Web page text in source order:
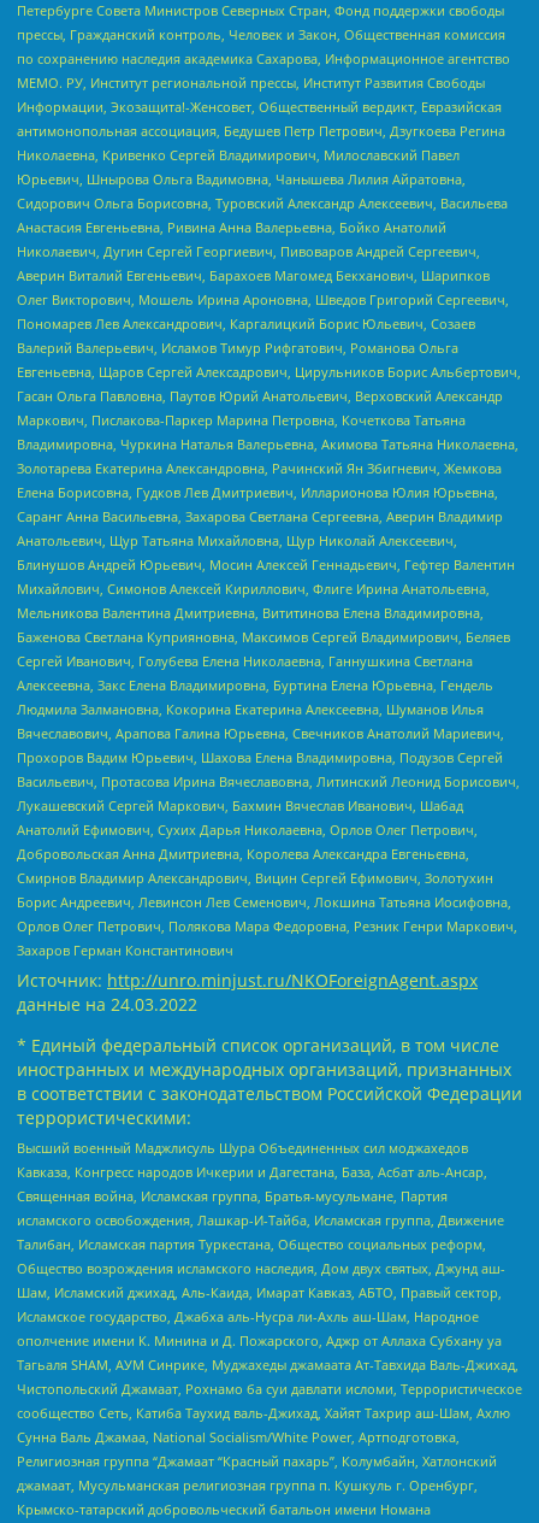
Петербурге Совета Министров Северных Стран, Фонд поддержки свободы
прессы, Гражданский контроль, Человек и Закон, Общественная комиссия
по сохранению наследия академика Сахарова, Информационное агентство
МЕМО. РУ, Институт региональной прессы, Институт Развития Свободы
Информации, Экозащита!-Женсовет, Общественный вердикт, Евразийская
антимонопольная ассоциация, Бедушев Петр Петрович, Дзугкоева Регина
Николаевна, Кривенко Сергей Владимирович, Милославский Павел
Юрьевич, Шнырова Ольга Вадимовна, Чанышева Лилия Айратовна,
Сидорович Ольга Борисовна, Туровский Александр Алексеевич, Васильева
Анастасия Евгеньевна, Ривина Анна Валерьевна, Бойко Анатолий
Николаевич, Дугин Сергей Георгиевич, Пивоваров Андрей Сергеевич,
Аверин Виталий Евгеньевич, Барахоев Магомед Бекханович, Шарипков
Олег Викторович, Мошель Ирина Ароновна, Шведов Григорий Сергеевич,
Пономарев Лев Александрович, Каргалицкий Борис Юльевич, Созаев
Валерий Валерьевич, Исламов Тимур Рифгатович, Романова Ольга
Евгеньевна, Щаров Сергей Алексадрович, Цирульников Борис Альбертович,
Гасан Ольга Павловна, Паутов Юрий Анатольевич, Верховский Александр
Маркович, Пислакова-Паркер Марина Петровна, Кочеткова Татьяна
Владимировна, Чуркина Наталья Валерьевна, Акимова Татьяна Николаевна,
Золотарева Екатерина Александровна, Рачинский Ян Збигневич, Жемкова
Елена Борисовна, Гудков Лев Дмитриевич, Илларионова Юлия Юрьевна,
Саранг Анна Васильевна, Захарова Светлана Сергеевна, Аверин Владимир
Анатольевич, Щур Татьяна Михайловна, Щур Николай Алексеевич,
Блинушов Андрей Юрьевич, Мосин Алексей Геннадьевич, Гефтер Валентин
Михайлович, Симонов Алексей Кириллович, Флиге Ирина Анатольевна,
Мельникова Валентина Дмитриевна, Вититинова Елена Владимировна,
Баженова Светлана Куприяновна, Максимов Сергей Владимирович, Беляев
Сергей Иванович, Голубева Елена Николаевна, Ганнушкина Светлана
Алексеевна, Закс Елена Владимировна, Буртина Елена Юрьевна, Гендель
Людмила Залмановна, Кокорина Екатерина Алексеевна, Шуманов Илья
Вячеславович, Арапова Галина Юрьевна, Свечников Анатолий Мариевич,
Прохоров Вадим Юрьевич, Шахова Елена Владимировна, Подузов Сергей
Васильевич, Протасова Ирина Вячеславовна, Литинский Леонид Борисович,
Лукашевский Сергей Маркович, Бахмин Вячеслав Иванович, Шабад
Анатолий Ефимович, Сухих Дарья Николаевна, Орлов Олег Петрович,
Добровольская Анна Дмитриевна, Королева Александра Евгеньевна,
Смирнов Владимир Александрович, Вицин Сергей Ефимович, Золотухин
Борис Андреевич, Левинсон Лев Семенович, Локшина Татьяна Иосифовна,
Орлов Олег Петрович, Полякова Мара Федоровна, Резник Генри Маркович,
Захаров Герман Константинович
Источник: http://unro.minjust.ru/NKOForeignAgent.aspx
данные на 24.03.2022
* Единый федеральный список организаций, в том числе
иностранных и международных организаций, признанных
в соответствии с законодательством Российской Федерации
террористическими:
Высший военный Маджлисуль Шура Объединенных сил моджахедов
Кавказа, Конгресс народов Ичкерии и Дагестана, База, Асбат аль-Ансар,
Священная война, Исламская группа, Братья-мусульмане, Партия
исламского освобождения, Лашкар-И-Тайба, Исламская группа, Движение
Талибан, Исламская партия Туркестана, Общество социальных реформ,
Общество возрождения исламского наследия, Дом двух святых, Джунд аш-
Шам, Исламский джихад, Аль-Каида, Имарат Кавказ, АБТО, Правый сектор,
Исламское государство, Джабха аль-Нусра ли-Ахль аш-Шам, Народное
ополчение имени К. Минина и Д. Пожарского, Аджр от Аллаха Субхану уа
Тагьаля SHAM, АУМ Синрике, Муджахеды джамаата Ат-Тавхида Валь-Джихад,
Чистопольский Джамаат, Рохнамо ба суи давлати исломи, Террористическое
сообщество Сеть, Катиба Таухид валь-Джихад, Хайят Тахрир аш-Шам, Ахлю
Сунна Валь Джамаа, National Socialism/White Power, Артподготовка,
Религиозная группа “Джамаат “Красный пахарь”, Колумбайн, Хатлонский
джамаат, Мусульманская религиозная группа п. Кушкуль г. Оренбург,
Крымско-татарский добровольческий батальон имени Номана